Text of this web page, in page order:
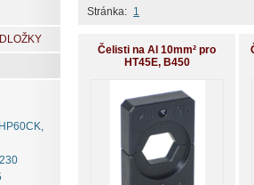
Stránka: 1
Čelisti na Al 10mm² pro
HT45E, B450